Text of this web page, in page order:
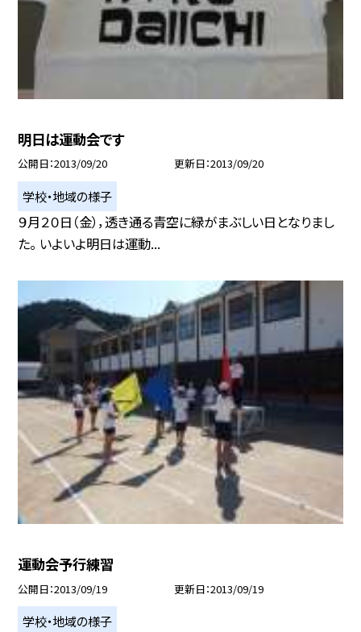
明日は運動会です
公開日 2013/09/20 更新日 2013/09/20
学校・地域の様子
９月２０日（金），透き通る青空に緑がまぶしい日となりまし
た。 いよいよ明日は運動...
運動会予行練習
公開日 2013/09/19 更新日 2013/09/19
学校・地域の様子